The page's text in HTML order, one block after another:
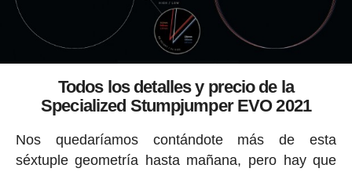
Todos los detalles y precio de la
Specialized Stumpjumper EVO 2021
Nos quedaríamos contándote más de esta
séxtuple geometría hasta mañana, pero hay que